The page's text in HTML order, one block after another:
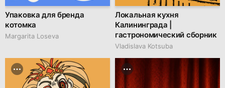
Упаковка для бренда
котомка
Margarita Loseva
Локальная кухня
Калининграда |
гастрономический сборник
Vladislava Kotsuba